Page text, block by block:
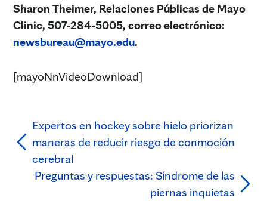
Sharon Theimer, Relaciones Públicas de Mayo
Clinic, 507-284-5005, correo electrónico:
newsbureau@mayo.edu.
[mayoNnVideoDownload]
Expertos en hockey sobre hielo priorizan
maneras de reducir riesgo de conmoción
cerebral
Preguntas y respuestas: Síndrome de las
piernas inquietas